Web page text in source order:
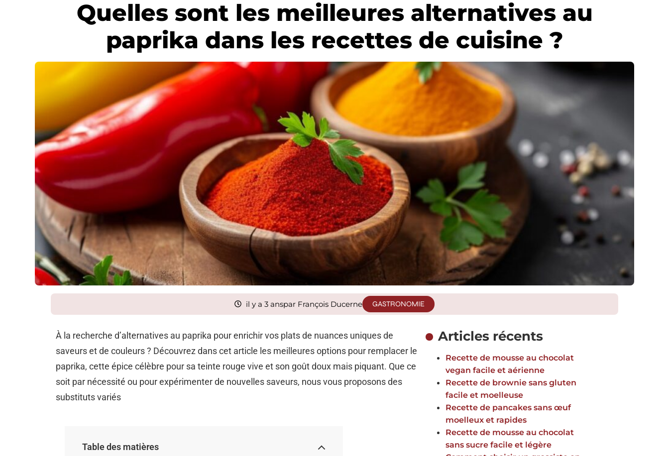
Quelles sont les meilleures alternatives au
paprika dans les recettes de cuisine ?
il y a 3 anspar François Ducerne GASTRONOMIE
À la recherche d’alternatives au paprika pour enrichir vos plats de nuances uniques de
saveurs et de couleurs ? Découvrez dans cet article les meilleures options pour remplacer le
paprika, cette épice célèbre pour sa teinte rouge vive et son goût doux mais piquant. Que ce
soit par nécessité ou pour expérimenter de nouvelles saveurs, nous vous proposons des
substituts variés
Table des matières
Articles récents
Recette de mousse au chocolat
vegan facile et aérienne
Recette de brownie sans gluten
facile et moelleuse
Recette de pancakes sans œuf
moelleux et rapides
Recette de mousse au chocolat
sans sucre facile et légère